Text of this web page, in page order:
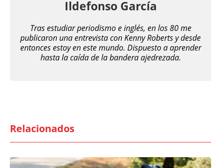
Ildefonso García
Tras estudiar periodismo e inglés, en los 80 me
publicaron una entrevista con Kenny Roberts y desde
entonces estoy en este mundo. Dispuesto a aprender
hasta la caída de la bandera ajedrezada.
Relacionados